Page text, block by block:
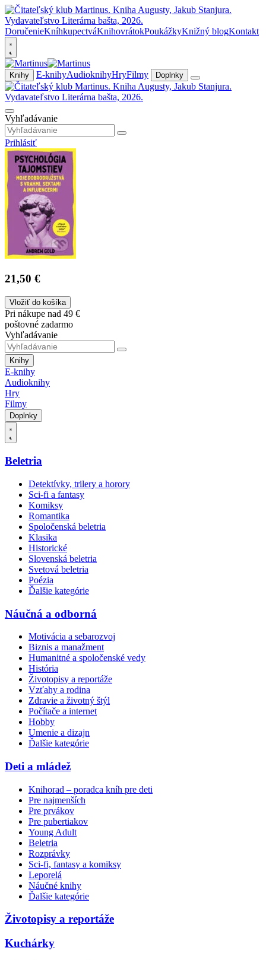
DoručenieKníhkupectváKnihovrátokPoukážkyKnižný blogKontakt
Knihy E-knihyAudioknihyHryFilmy Doplnky
Vyhľadávanie
Prihlásiť
21,50 €
Vložiť do košíka
Pri nákupe nad 49 €
poštovné zadarmo
Vyhľadávanie
Knihy
E-knihy
Audioknihy
Hry
Filmy
Doplnky
Beletria
Detektívky, trilery a horory
Sci-fi a fantasy
Komiksy
Romantika
Spoločenská beletria
Klasika
Historické
Slovenská beletria
Svetová beletria
Poézia
Ďalšie kategórie
Náučná a odborná
Motivácia a sebarozvoj
Biznis a manažment
Humanitné a spoločenské vedy
História
Životopisy a reportáže
Vzťahy a rodina
Zdravie a životný štýl
Počítače a internet
Hobby
Umenie a dizajn
Ďalšie kategórie
Deti a mládež
Knihorad – poradca kníh pre deti
Pre najmenších
Pre prvákov
Pre pubertiakov
Young Adult
Beletria
Rozprávky
Sci-fi, fantasy a komiksy
Leporelá
Náučné knihy
Ďalšie kategórie
Životopisy a reportáže
Kuchárky